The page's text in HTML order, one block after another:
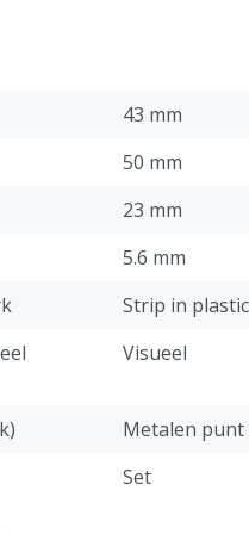
43 mm
50 mm
23 mm
5.6 mm
Strip in
Visueel
Metalen punt
Set